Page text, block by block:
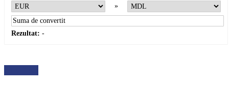
»
Rezultat: -